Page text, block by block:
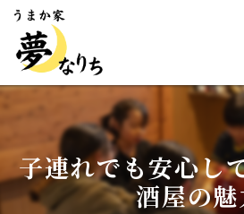
子連れでも安心し
酒屋の